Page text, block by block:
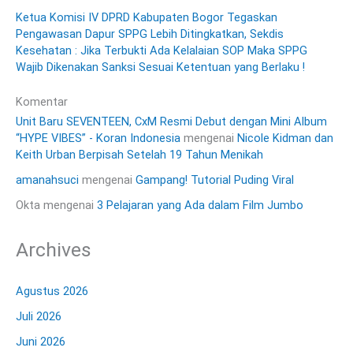
Ketua Komisi IV DPRD Kabupaten Bogor Tegaskan
Pengawasan Dapur SPPG Lebih Ditingkatkan, Sekdis
Kesehatan : Jika Terbukti Ada Kelalaian SOP Maka SPPG
Wajib Dikenakan Sanksi Sesuai Ketentuan yang Berlaku !
Komentar
Unit Baru SEVENTEEN, CxM Resmi Debut dengan Mini Album
“HYPE VIBES” - Koran Indonesia mengenai Nicole Kidman dan
Keith Urban Berpisah Setelah 19 Tahun Menikah
amanahsuci mengenai Gampang! Tutorial Puding Viral
Okta mengenai 3 Pelajaran yang Ada dalam Film Jumbo
Archives
Agustus 2026
Juli 2026
Juni 2026